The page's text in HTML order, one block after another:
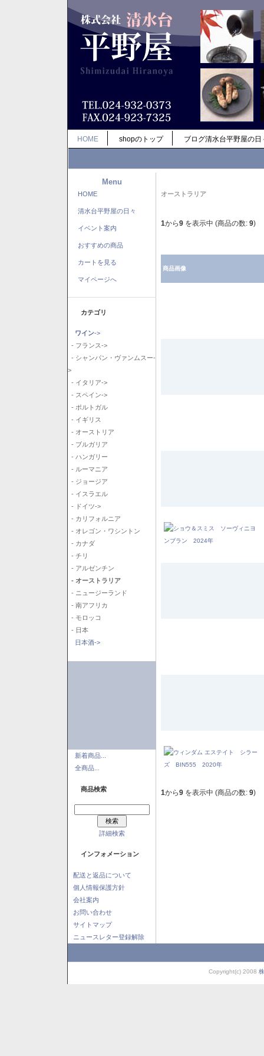
HOME shopのトップ ブログ清水台平野屋の日
Menu
HOME
清水台平野屋の日々
イベント案内
おすすめの商品
カートを見る
マイページへ
カテゴリ
ワイン->
- フランス->
- シャンパン・ヴァンムスー-
>
- イタリア->
- スペイン->
- ポルトガル
- イギリス
- オーストリア
- ブルガリア
- ハンガリー
- ルーマニア
- ジョージア
- イスラエル
- ドイツ->
- カリフォルニア
- オレゴン・ワシントン
- カナダ
- チリ
- アルゼンチン
- オーストラリア
- ニュージーランド
- 南アフリカ
- モロッコ
- 日本
日本酒->
新着商品...
全商品...
商品検索
詳細検索
インフォメーション
配送と返品について
個人情報保護方針
会社案内
お問い合わせ
サイトマップ
ニュースレター登録解除
オーストラリア
1から9 を表示中 (商品の数: 9)
商品画像
1から9 を表示中 (商品の数: 9)
Copyright(c) 2008